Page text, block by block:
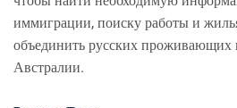
иммиграции, поиску работы и
объединить русских проживающих
Австралии.